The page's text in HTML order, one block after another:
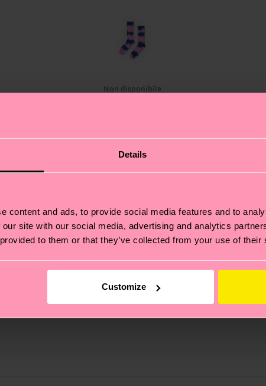
Details
content and ads, to provide social media features and to
site with our social media, advertising and analytics
to them or that they’ve collected from your use of their
Customize
Non disponibile
le Tie-dye Stripe Sneaker Sock: dove lo stile
sempre al top. Qui da Happy Socks celebriamo
supporto che si sente davvero: sono
vendere.
con benefici in termini di stabilità.